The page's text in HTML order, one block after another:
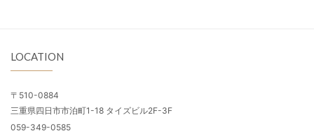
LOCATION
〒510-0884
三重県四日市市泊町1-18 タイズビル2F-3F
059-349-0585